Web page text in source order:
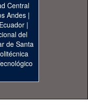
Central
Andes|
|
del
de Santa